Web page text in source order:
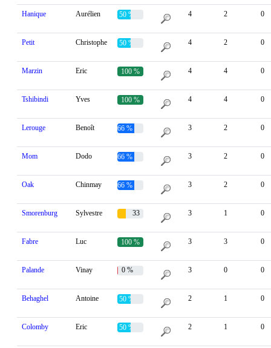
Hanique Aurélien 50 % 4 2 0
Petit Christophe 50 % 4 2 0
Marzin Eric 100 % 4 4 0
Tshibindi Yves 100 % 4 4 0
Lerouge Benoît 66 % 3 2 0
Mom Dodo 66 % 3 2 0
Oak Chinmay 66 % 3 2 0
Smorenburg Sylvestre
33
3 1 0
Fabre Luc 100 % 3 3 0
Palande Vinay 0 % 3 0 0
Behaghel Antoine 50 % 2 1 0
Colomby Eric 50 % 2 1 0